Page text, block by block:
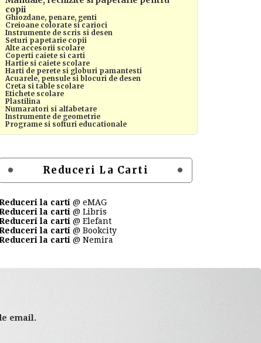
copii
Ghiozdane, penare, genti
Creioane colorate si carioci
Instrumente de scris si desen
Seturi papetarie copii
Alte accesorii scolare
Coperti caiete si carti
Hartie si caiete scolare
Harti de perete si globuri pamantesti
Acuarele, pensule si blocuri de desen
Creta si table scolare
Etichete scolare
Plastilina
Numaratori si alfabetare
Instrumente de geometrie
Programe si softuri educationale
Reduceri La Carti
la carti @ eMAG
la carti @ Libris
la carti @ Elefant
la carti @ Bookcity
la carti @ Nemira
email.